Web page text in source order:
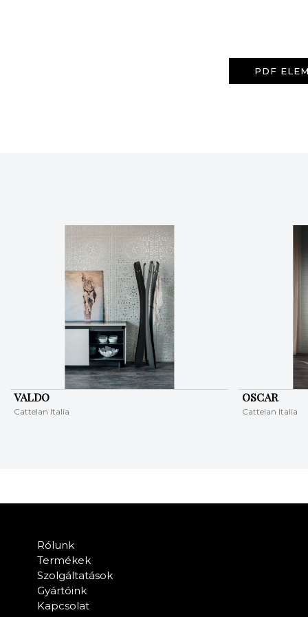
PDF
VALDO
Cattelan Italia
OSCAR
Cattelan Italia
Rólunk
Termékek
Szolgáltatások
Gyártóink
Kapcsolat